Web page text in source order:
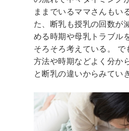
ままでいるママさんもい
た、断乳も授乳の回数が
める時期や母乳トラブル
そろそろ考えている。
で
方法や時期などよく分か
と断乳の違いからみてい